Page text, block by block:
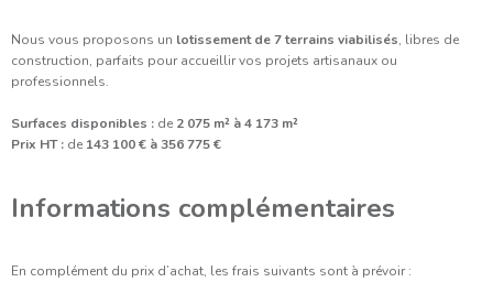
Nous vous proposons un lotissement de 7 terrains viabilisés, libres de
construction, parfaits pour accueillir vos projets artisanaux ou
professionnels.
Surfaces disponibles : de 2 075 m² à 4 173 m²
Prix HT : de 143 100 € à 356 775 €
Informations complémentaires
En complément du prix d’achat, les frais suivants sont à prévoir :